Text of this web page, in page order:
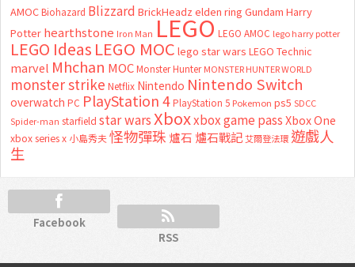
AMOC Biohazard Blizzard BrickHeadz elden ring Gundam Harry
Potter hearthstone Iron Man LEGO LEGO AMOC lego harry potter
LEGO Ideas LEGO MOC lego star wars LEGO Technic
marvel Mhchan MOC Monster Hunter MONSTER HUNTER WORLD
monster strike Netflix Nintendo Nintendo Switch
overwatch PC PlayStation 4 PlayStation 5 Pokemon ps5 SDCC
Spider-man starfield star wars Xboxxbox game passXbox One
xbox series x 小島秀夫怪物彈珠 爐石 爐石戰記艾爾登法環 遊戲人
生
Facebook
RSS